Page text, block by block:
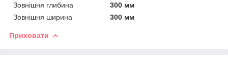
Зовнішня глибина
300 мм
Зовнішня ширина
300 мм
Приховати